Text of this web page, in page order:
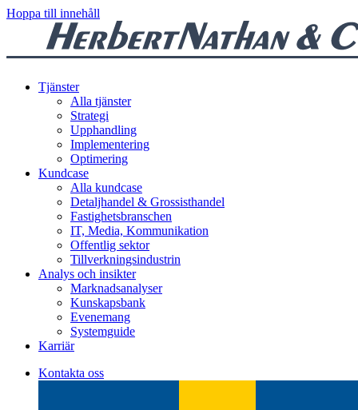
Hoppa till innehåll
Tjänster
Alla tjänster
Strategi
Upphandling
Implementering
Optimering
Kundcase
Alla kundcase
Detaljhandel & Grossisthandel
Fastighetsbranschen
IT, Media, Kommunikation
Offentlig sektor
Tillverkningsindustrin
Analys och insikter
Marknadsanalyser
Kunskapsbank
Evenemang
Systemguide
Karriär
Kontakta oss